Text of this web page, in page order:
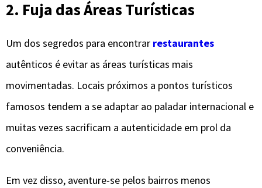
2. Fuja das Áreas Turísticas
Um dos segredos para encontrar restaurantes
autênticos é evitar as áreas turísticas mais
movimentadas. Locais próximos a pontos turísticos
famosos tendem a se adaptar ao paladar internacional e
muitas vezes sacrificam a autenticidade em prol da
conveniência.
Em vez disso, aventure-se pelos bairros menos